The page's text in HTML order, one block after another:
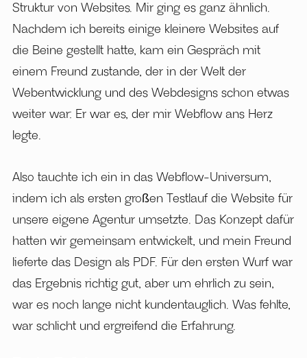
Struktur von Websites. Mir ging es ganz ähnlich.
Nachdem ich bereits einige kleinere Websites auf
die Beine gestellt hatte, kam ein Gespräch mit
einem Freund zustande, der in der Welt der
Webentwicklung und des Webdesigns schon etwas
weiter war: Er war es, der mir Webflow ans Herz
legte.
Also tauchte ich ein in das Webflow-Universum,
indem ich als ersten großen Testlauf die Website für
unsere eigene Agentur umsetzte. Das Konzept dafür
hatten wir gemeinsam entwickelt, und mein Freund
lieferte das Design als PDF. Für den ersten Wurf war
das Ergebnis richtig gut, aber um ehrlich zu sein,
war es noch lange nicht kundentauglich. Was fehlte,
war schlicht und ergreifend die Erfahrung.